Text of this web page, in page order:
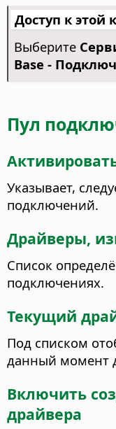
Доступ к этой
Выберите
Base -
Пул
Указывает,
подключений.
Драйверы,
Список
подключениях.
Текущий
Под списком
данный момент
Включить
драйвера